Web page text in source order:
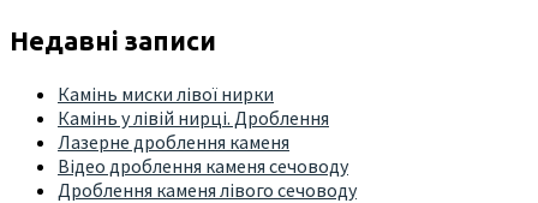
Недавні записи
Камінь миски лівої нирки
Камінь у лівій нирці. Дроблення
Лазерне дроблення каменя
Відео дроблення каменя сечоводу
Дроблення каменя лівого сечоводу